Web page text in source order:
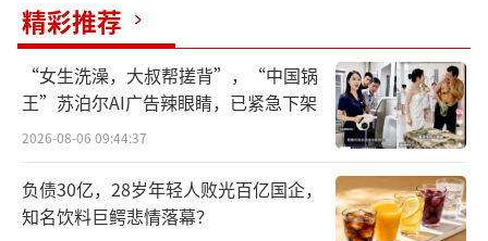
4月，OpenAI停止Sora网页端和App服务
后，视频生成产品的成本和商业可持续性引发
讨论，而这次更为实感。
同时，公告中长达5年、年化8%单利的IPO
回购“对赌”的描述，也侧面透露了投资人不
再纯粹“为梦想窒息”。
精彩推荐
“女生洗澡，大叔帮搓背”，“中国锅
王”苏泊尔AI广告辣眼睛，已紧急下架
2026-08-06 09:44:37
负债30亿，28岁年轻人败光百亿国企，
知名饮料巨鳄悲情落幕？